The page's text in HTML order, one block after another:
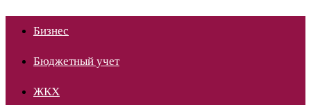
Бизнес
Бюджетный учет
ЖКХ